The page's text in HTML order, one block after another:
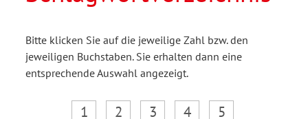
Bitte klicken Sie auf die jeweilige Zahl bzw. den
jeweiligen Buchstaben. Sie erhalten dann eine
entsprechende Auswahl angezeigt.
1 2 3 4
5